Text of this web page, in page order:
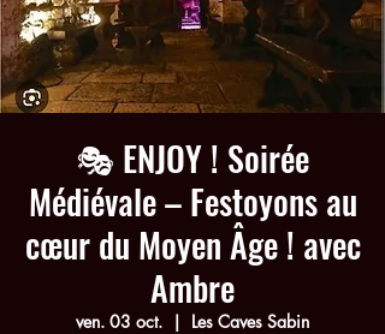
🎭 ENJOY ! Soirée
Médiévale – Festoyons au
cœur du Moyen Âge ! avec
Ambre
ven. 03 oct.
  |
Les Caves Sabin